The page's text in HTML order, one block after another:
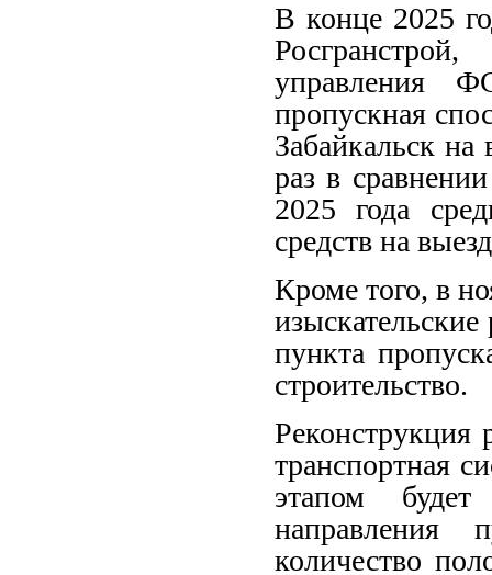
В конце 2025
управления
пропускная
Забайкальск
раз в
2025 года
средств на
Кроме того, в
пункта
строительство.
Реконструкция
транспортная
этапом будет
направления
количество